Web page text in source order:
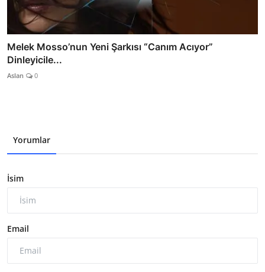
Melek Mosso’nun Yeni Şarkısı “Canım Acıyor”
Dinleyicile...
Aslan 0
Yorumlar
İsim
Email